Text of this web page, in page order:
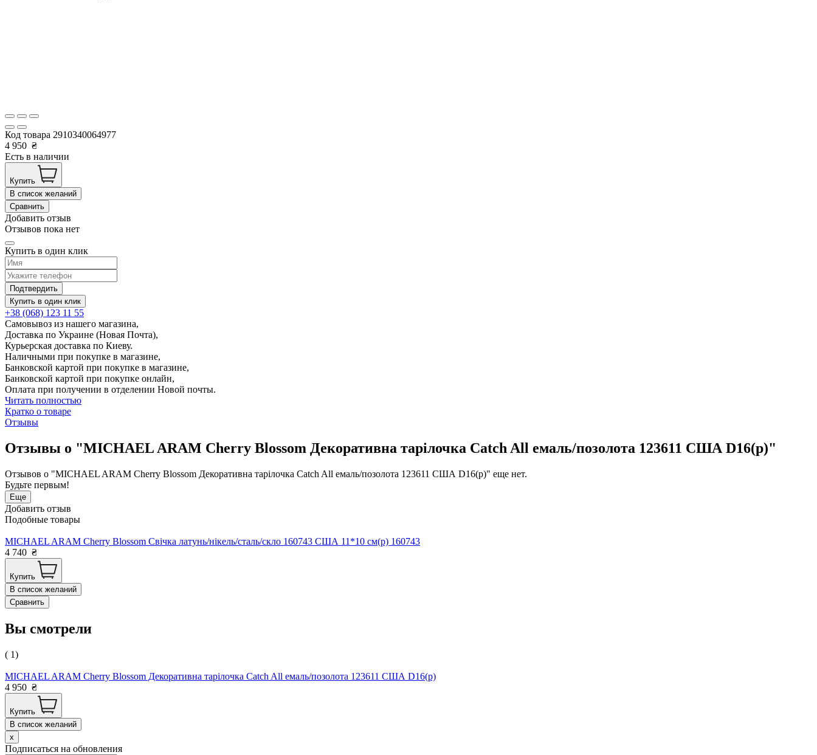
Код товара 2910340064977
4 950 ₴
Есть в наличии
Купить
В список желаний
Сравнить
Добавить отзыв
Отзывов пока нет
Купить в один клик
Подтвердить
Купить в один клик
+38 (068) 123 11 55
Самовывоз из нашего магазина,
Доставка по Украине (Новая Почта),
Курьерская доставка по Киеву.
Наличными при покупке в магазине,
Банковской картой при покупке в магазине,
Банковской картой при покупке онлайн,
Оплата при получении в отделении Новой почты.
Читать полностью
Кратко о товаре
Отзывы
Отзывы о "MICHAEL ARAM Cherry Blossom Декоративна тарілочка Catch All емаль/позолота 123611 США D16(р)"
Отзывов о "MICHAEL ARAM Cherry Blossom Декоративна тарілочка Catch All емаль/позолота 123611 США D16(р)" еще нет.
Будьте первым!
Еще
Добавить отзыв
Подобные товары
MICHAEL ARAM Cherry Blossom Свічка латунь/нікель/сталь/скло 160743 США 11*10 см(р) 160743
4 740 ₴
Купить
В список желаний
Сравнить
Вы смотрели
( 1)
MICHAEL ARAM Cherry Blossom Декоративна тарілочка Catch All емаль/позолота 123611 США D16(р)
4 950 ₴
Купить
В список желаний
x
Подписаться на обновления